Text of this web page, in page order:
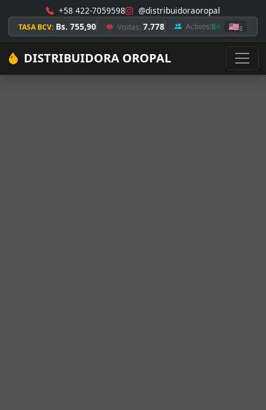
+58 422-7059598 @distribuidoraoropal
TASA BCV: Bs. 755,90 Visitas: 7.778 Activos:8 🇺🇸8
DISTRIBUIDORA OROPAL